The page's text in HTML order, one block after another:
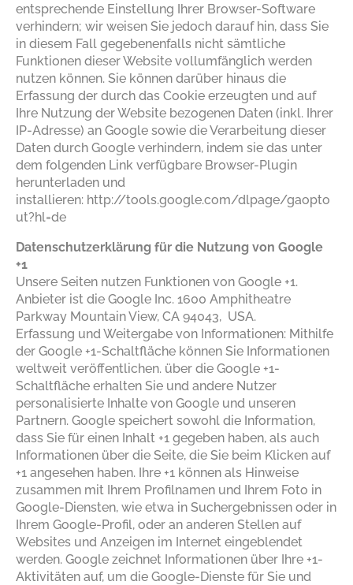
entsprechende Einstellung Ihrer Browser-Software
verhindern; wir weisen Sie jedoch darauf hin, dass Sie
in diesem Fall gegebenenfalls nicht sämtliche
Funktionen dieser Website vollumfänglich werden
nutzen können. Sie können darüber hinaus die
Erfassung der durch das Cookie erzeugten und auf
Ihre Nutzung der Website bezogenen Daten (inkl. Ihrer
IP-Adresse) an Google sowie die Verarbeitung dieser
Daten durch Google verhindern, indem sie das unter
dem folgenden Link verfügbare Browser-Plugin
herunterladen und
installieren: http://tools.google.com/dlpage/gaopto
ut?hl=de
Datenschutzerklärung für die Nutzung von Google
+1
Unsere Seiten nutzen Funktionen von Google +1.
Anbieter ist die Google Inc. 1600 Amphitheatre
Parkway Mountain View, CA 94043, USA.
Erfassung und Weitergabe von Informationen: Mithilfe
der Google +1-Schaltfläche können Sie Informationen
weltweit veröffentlichen. über die Google +1-
Schaltfläche erhalten Sie und andere Nutzer
personalisierte Inhalte von Google und unseren
Partnern. Google speichert sowohl die Information,
dass Sie für einen Inhalt +1 gegeben haben, als auch
Informationen über die Seite, die Sie beim Klicken auf
+1 angesehen haben. Ihre +1 können als Hinweise
zusammen mit Ihrem Profilnamen und Ihrem Foto in
Google-Diensten, wie etwa in Suchergebnissen oder in
Ihrem Google-Profil, oder an anderen Stellen auf
Websites und Anzeigen im Internet eingeblendet
werden. Google zeichnet Informationen über Ihre +1-
Aktivitäten auf, um die Google-Dienste für Sie und